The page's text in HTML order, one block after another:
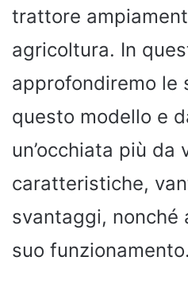
trattore
agricoltura. In
approfondiremo le
questo modello e
un’occhiata più da
caratteristiche,
svantaggi, nonché
suo funzionamento.